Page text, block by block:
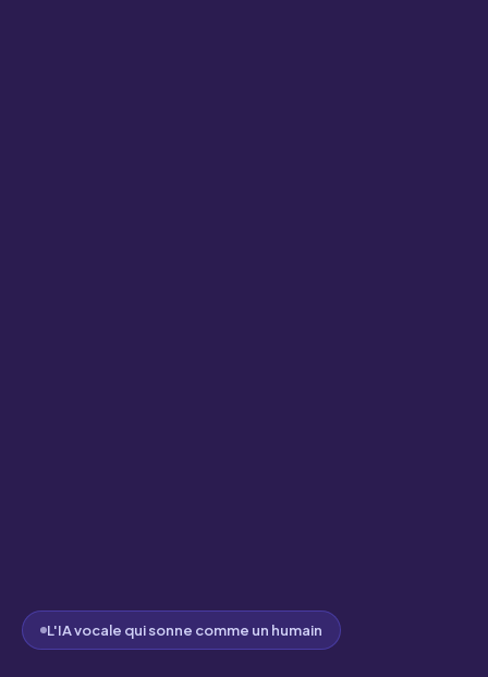
L'IA vocale qui sonne comme un humain